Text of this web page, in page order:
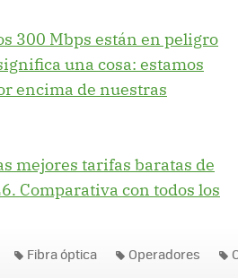
300 Mbps están en peligro
una cosa: estamos
encima de nuestras
mejores tarifas baratas de
Comparativa con todos los
Fibra óptica Operadores